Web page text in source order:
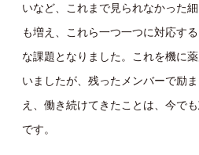
いなど、これまで見られなかった
も増え、これら一つ一つに対応す
な課題となりました。これを機に
いましたが、残ったメンバーで励
え、働き続けてきたことは、今で
です。